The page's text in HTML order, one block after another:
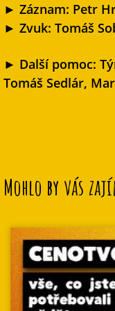
► Záznam: Petr
► Zvuk: Tomáš
► Další pomoc:
Tomáš Sedlár,
Mohlo by vás